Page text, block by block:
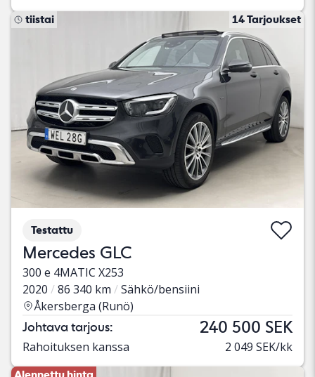
tiistai 14 Tarjoukset
Testattu
Mercedes GLC
300 e 4MATIC X253
2020
86 340 km
Sähkö/bensiini
Åkersberga (Runö)
Johtava tarjous: 240 500 SEK
Rahoituksen kanssa 2 049 SEK/kk
Alennettu hinta